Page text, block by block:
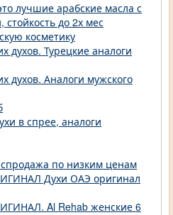
лучшие арабские масла с
до 2х мес
косметику
духов. Турецкие аналоги
духов. Аналоги мужского
в спрее, аналоги
по низким ценам
Духи ОАЭ оригинал
Al Rehab женские 6